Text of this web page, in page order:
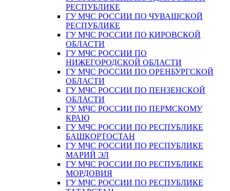
РЕСПУБЛИКЕ
ГУ МЧС РОССИИ ПО ЧУВАШСКОЙ
РЕСПУБЛИКЕ
ГУ МЧС РОССИИ ПО КИРОВСКОЙ
ОБЛАСТИ
ГУ МЧС РОССИИ ПО
НИЖЕГОРОДСКОЙ ОБЛАСТИ
ГУ МЧС РОССИИ ПО ОРЕНБУРГСКОЙ
ОБЛАСТИ
ГУ МЧС РОССИИ ПО ПЕНЗЕНСКОЙ
ОБЛАСТИ
ГУ МЧС РОССИИ ПО ПЕРМСКОМУ
КРАЮ
ГУ МЧС РОССИИ ПО РЕСПУБЛИКЕ
БАШКОРТОСТАН
ГУ МЧС РОССИИ ПО РЕСПУБЛИКЕ
МАРИЙ ЭЛ
ГУ МЧС РОССИИ ПО РЕСПУБЛИКЕ
МОРДОВИЯ
ГУ МЧС РОССИИ ПО РЕСПУБЛИКЕ